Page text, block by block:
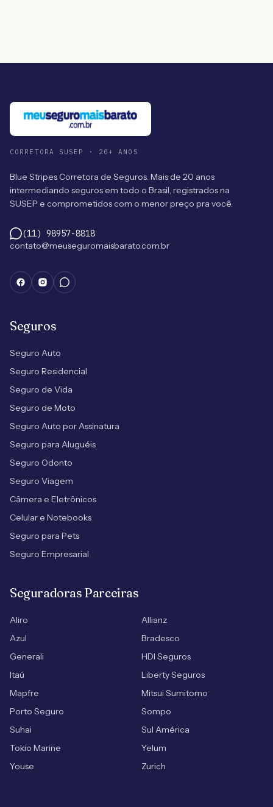
CORRETORA SUSEP · 20+ ANOS
Blue Stripes Corretora de Seguros. Mais de 20 anos
intermediando seguros em todo o Brasil, registrados na
SUSEP e comprometidos com o menor preço pra você.
(11) 98957-8818
contato@meuseguromaisbarato.com.br
Seguros
Seguro Auto
Seguro Residencial
Seguro de Vida
Seguro de Moto
Seguro Auto por Assinatura
Seguro para Aluguéis
Seguro Odonto
Seguro Viagem
Câmera e Eletrônicos
Celular e Notebooks
Seguro para Pets
Seguro Empresarial
Seguradoras Parceiras
Aliro
Allianz
Azul
Bradesco
Generali
HDI Seguros
Itaú
Liberty Seguros
Mapfre
Mitsui Sumitomo
Porto Seguro
Sompo
Suhai
Sul América
Tokio Marine
Yelum
Youse
Zurich